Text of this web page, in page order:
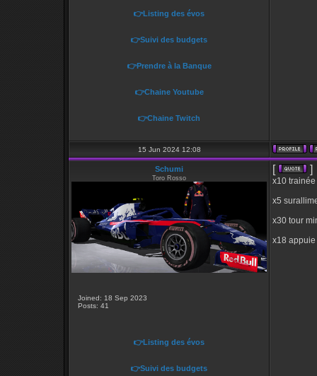
👉Listing des évos
👉Suivi des budgets
👉Prendre à la Banque
👉Chaine Youtube
👉Chaine Twitch
15 Jun 2024 12:08
Schumi
Toro Rosso
Joined: 18 Sep 2023
Posts: 41
👉Listing des évos
👉Suivi des budgets
[ ]
x10
x5
x30 tour
x18